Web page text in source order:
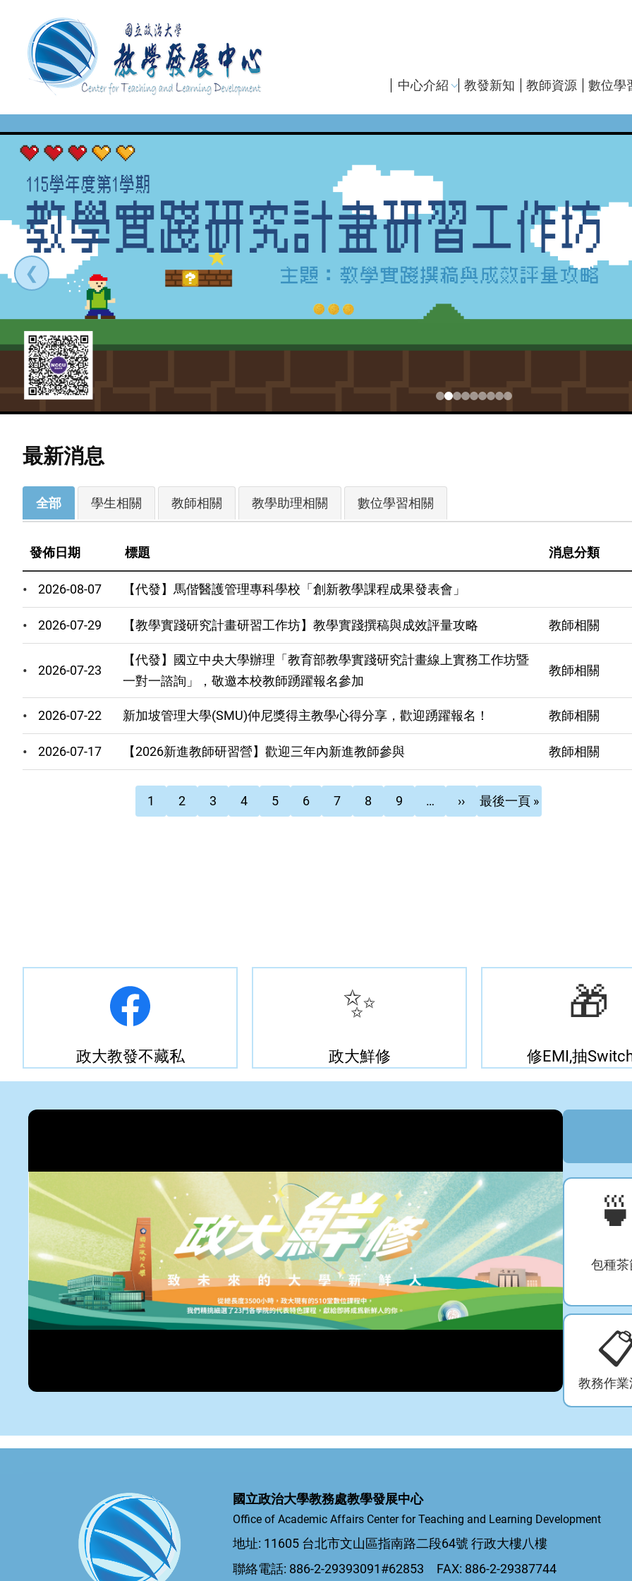
主
導
中心介紹 教發新知 教師資源 數位學
❮
最新消息
最
息
(field_newstags)
全部 學生相關 教師相關 教學助理相關 數位學習相關
發佈日期 標題 消息分類
2026-08-07 【代發】馬偕醫護管理專科學校「創新教學課程成果發表會」
2026-07-29 【教學實踐研究計畫研習工作坊】教學實踐撰稿與成效評量攻略 教師相關
2026-07-23
【代發】國立中央大學辦理「教育部教學實踐研究計畫線上實務工作坊暨
一對一諮詢」，敬邀本校教師踴躍報名參加
教師相關
2026-07-22 新加坡管理大學(SMU)仲尼獎得主教學心得分享，歡迎踴躍報名！ 教師相關
2026-07-17 【2026新進教師研習營】歡迎三年內新進教師參與 教師相關
前
1
頁
面
2
面
3
面
4
面
5
面
6
頁
面
7
面
8
頁
面
9 …
一
››
Last
page
最後一頁 »
政大教發不藏私
✨
政大鮮修
🎁
修EMI,抽
包種茶
教務作
國立政治大學教務處教學發展中心
Office of Academic Affairs Center for Teaching and Learning Development
地址: 11605 台北市文山區指南路二段64號 行政大樓八樓
聯絡電話: 886-2-29393091#62853 FAX: 886-2-29387744